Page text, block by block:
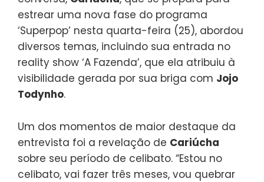
estrear uma nova fase do programa
‘Superpop’ nesta quarta-feira (25), abordou
diversos temas, incluindo sua entrada no
reality show ‘A Fazenda’, que ela atribuiu à
visibilidade gerada por sua briga com Jojo
Todynho.
Um dos momentos de maior destaque da
entrevista foi a revelação de Cariúcha
sobre seu período de celibato. “Estou no
celibato, vai fazer três meses, vou quebrar